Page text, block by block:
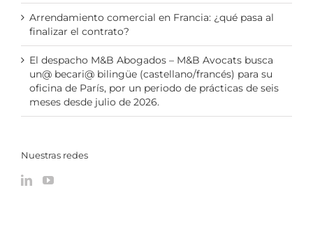
Arrendamiento comercial en Francia: ¿qué pasa al
finalizar el contrato?
El despacho M&B Abogados – M&B Avocats busca
un@ becari@ bilingüe (castellano/francés) para su
oficina de París, por un periodo de prácticas de seis
meses desde julio de 2026.
Nuestras redes